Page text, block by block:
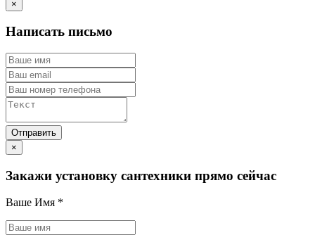
×
Написать письмо
×
Закажи установку сантехники прямо сейчас
Ваше Имя *